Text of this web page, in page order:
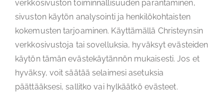
verkkosivuston toiminnallisuuden parantaminen,
sivuston käytön analysointi ja henkilökohtaisten
kokemusten tarjoaminen. Käyttämällä Christeynsin
verkkosivustoja tai sovelluksia, hyväksyt evästeiden
käytön tämän evästekäytännön mukaisesti. Jos et
hyväksy, voit säätää selaimesi asetuksia
päättääksesi, sallitko vai hylkäätkö evästeet.